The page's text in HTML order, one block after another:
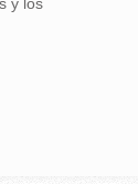
y los